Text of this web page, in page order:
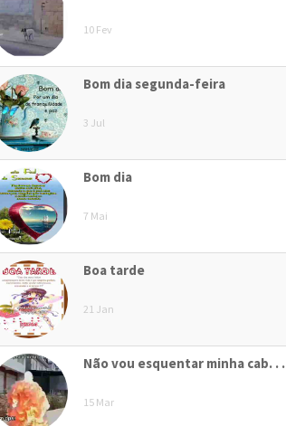
10 Fev
Bom dia segunda-feira
3 Jul
Bom dia
7 Mai
Boa tarde
21 Jan
Não vou esquentar minha cab. . .
15 Mar